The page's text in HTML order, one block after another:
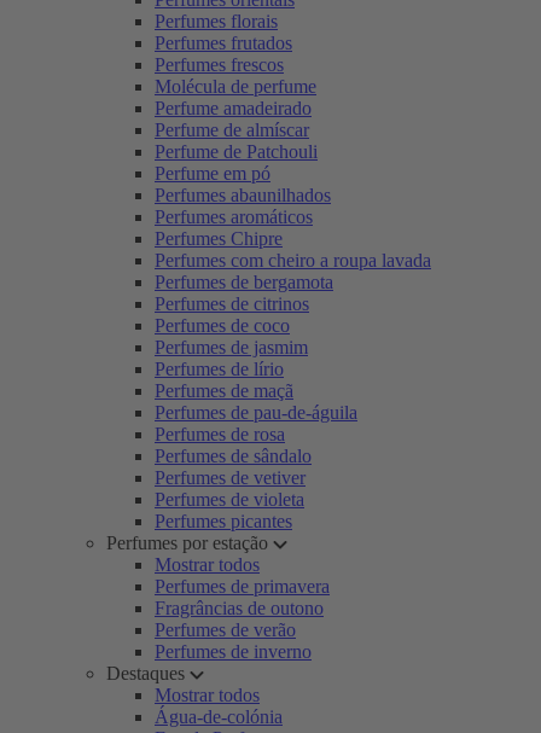
Perfumes florais
Perfumes frutados
Perfumes frescos
Molécula de perfume
Perfume amadeirado
Perfume de almíscar
Perfume de Patchouli
Perfume em pó
Perfumes abaunilhados
Perfumes aromáticos
Perfumes Chipre
Perfumes com cheiro a roupa lavada
Perfumes de bergamota
Perfumes de citrinos
Perfumes de coco
Perfumes de jasmim
Perfumes de lírio
Perfumes de maçã
Perfumes de pau-de-águila
Perfumes de rosa
Perfumes de sândalo
Perfumes de vetiver
Perfumes de violeta
Perfumes picantes
Perfumes por estação
Mostrar todos
Perfumes de primavera
Fragrâncias de outono
Perfumes de verão
Perfumes de inverno
Destaques
Mostrar todos
Água-de-colónia